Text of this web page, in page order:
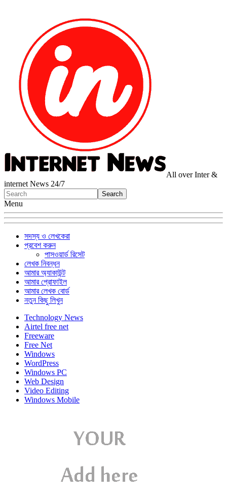
All over Inter &
internet News 24/7
Menu
সদস্য ও লেখকেরা
প্রবেশ করুন
পাসওয়ার্ড রিসেট
লেখক নিবন্ধন
আমার অ্যাকাউন্ট
আমার প্রোফাইল
আমার লেখক বোর্ড
নতুন কিছু লিখুন
Technology News
Airtel free net
Freeware
Free Net
Windows
WordPress
Windows PC
Web Design
Video Editing
Windows Mobile